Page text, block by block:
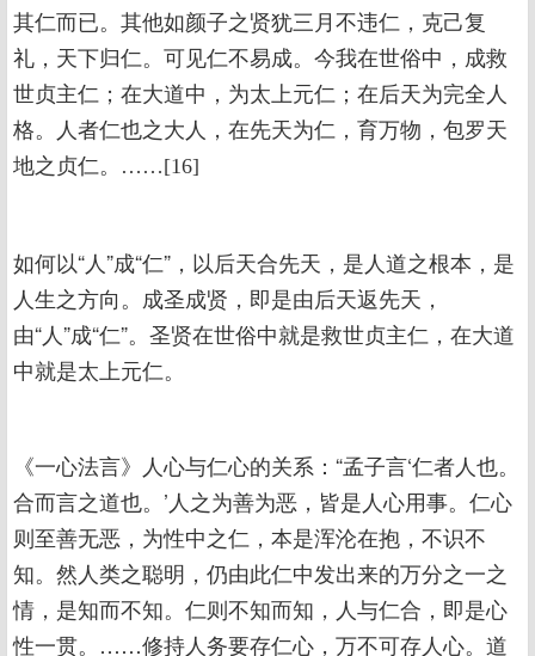
其仁而已。其他如颜子之贤犹三月不违仁，克己复
礼，天下归仁。可见仁不易成。今我在世俗中，成救
世贞主仁；在大道中，为太上元仁；在后天为完全人
格。人者仁也之大人，在先天为仁，育万物，包罗天
地之贞仁。……[16]
如何以“人”成“仁”，以后天合先天，是人道之根本，是
人生之方向。成圣成贤，即是由后天返先天，
由“人”成“仁”。圣贤在世俗中就是救世贞主仁，在大道
中就是太上元仁。
《一心法言》人心与仁心的关系：“孟子言‘仁者人也。
合而言之道也。’人之为善为恶，皆是人心用事。仁心
则至善无恶，为性中之仁，本是浑沦在抱，不识不
知。然人类之聪明，仍由此仁中发出来的万分之一之
情，是知而不知。仁则不知而知，人与仁合，即是心
性一贯。……修持人务要存仁心，万不可存人心。道